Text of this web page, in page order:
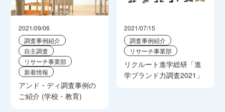
2021/09/06
調査事例紹介
自主調査
リサーチ事業部
新着情報
アンド・ディ調査事例の
ご紹介 (学校・教育)
2021/07/15
調査事例紹介
リサーチ事業部
リクルート進学総研「進
学ブランド力調査2021」